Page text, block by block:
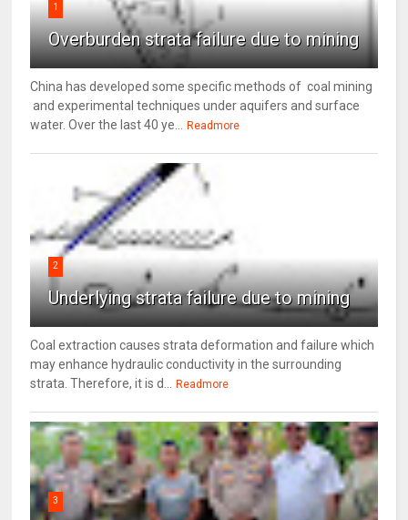
1
Overburden strata failure due to mining
China has developed some specific methods of coal mining
and experimental techniques under aquifers and surface
water. Over the last 40 ye...
Readmore
2
Underlying strata failure due to mining
Coal extraction causes strata deformation and failure which
may enhance hydraulic conductivity in the surrounding
strata. Therefore, it is d...
Readmore
3